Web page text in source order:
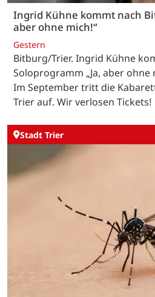
Ingrid Kühne kommt nach
aber ohne mich!“
Gestern
Bitburg/Trier. Ingrid Kühne
Soloprogramm „Ja, aber ohne
Im September tritt die
Trier auf. Wir verlosen Tickets!
Stadt Trier